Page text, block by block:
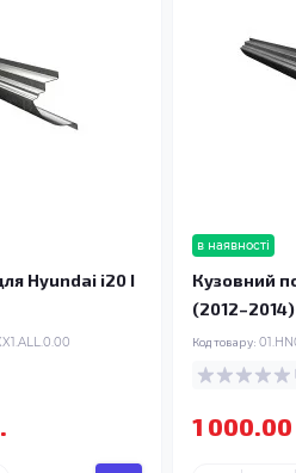
Hyundai i20 I
в наявності
Кузовний
Код товару:
1 000.00